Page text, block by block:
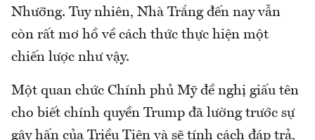
Nhưỡng. Tuy nhiên, Nhà Trắng đến nay vẫn
còn rất mơ hồ về cách thức thực hiện một
chiến lược như vậy.
Một quan chức Chính phủ Mỹ đề nghị giấu tên
cho biết chính quyền Trump đã lường trước sự
gây hấn của Triều Tiên và sẽ tính cách đáp trả,